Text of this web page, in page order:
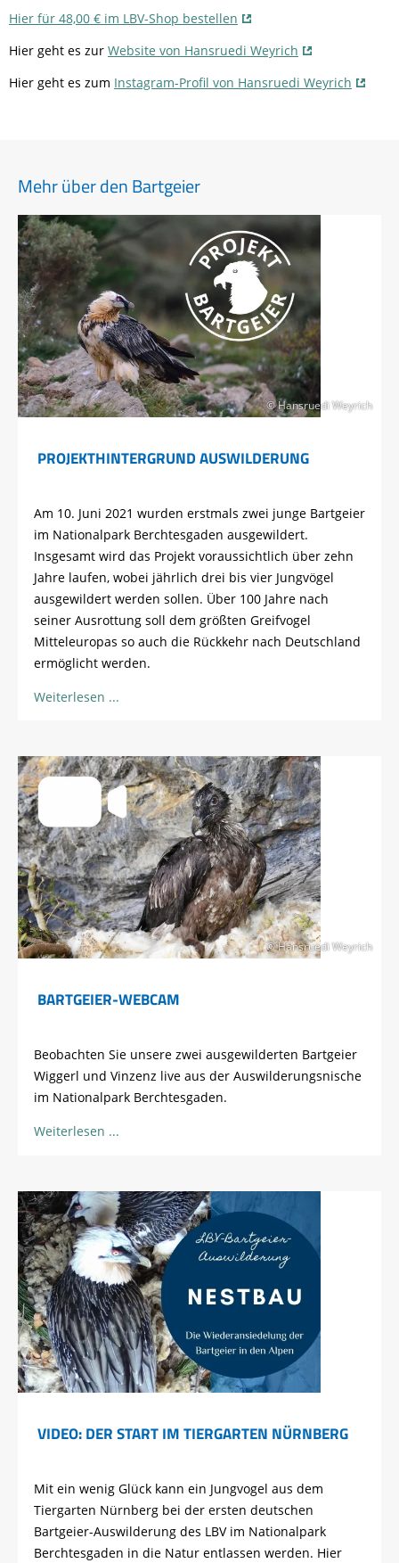
Hier für 48,00 € im LBV-Shop bestellen
Hier geht es zur Website von Hansruedi Weyrich
Hier geht es zum Instagram-Profil von Hansruedi Weyrich
Mehr über den Bartgeier
© Hansruedi Weyrich
PROJEKTHINTERGRUND AUSWILDERUNG
Am 10. Juni 2021 wurden erstmals zwei junge Bartgeier
im Nationalpark Berchtesgaden ausgewildert.
Insgesamt wird das Projekt voraussichtlich über zehn
Jahre laufen, wobei jährlich drei bis vier Jungvögel
ausgewildert werden sollen. Über 100 Jahre nach
seiner Ausrottung soll dem größten Greifvogel
Mitteleuropas so auch die Rückkehr nach Deutschland
ermöglicht werden.
Weiterlesen
© Hansruedi Weyrich
BARTGEIER-WEBCAM
Beobachten Sie unsere zwei ausgewilderten Bartgeier
Wiggerl und Vinzenz live aus der Auswilderungsnische
im Nationalpark Berchtesgaden.
Weiterlesen
VIDEO: DER START IM TIERGARTEN NÜRNBERG
Mit ein wenig Glück kann ein Jungvogel aus dem
Tiergarten Nürnberg bei der ersten deutschen
Bartgeier-Auswilderung des LBV im Nationalpark
Berchtesgaden in die Natur entlassen werden. Hier